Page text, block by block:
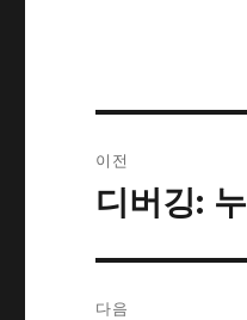
내
이전
이
글:
디버깅:
다음